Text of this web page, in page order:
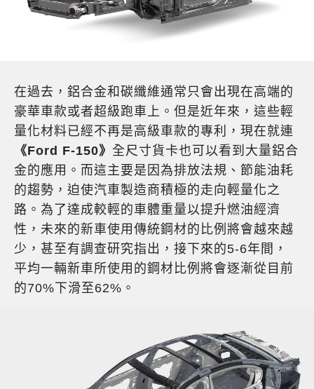
在過去，鋁合金和碳纖維通常只會出現在高端的
豪華車款或者超級跑車上。但是近年來，這些輕
量化材料已經不再是高級車款的專利，現在就連
《Ford F-150》 全尺寸貨卡也可以看到大量鋁合
金的應用。而這主要是因為排放法規、節能油耗
的趨勢，迫使汽車製造商積極的走向輕量化之
路。為了達成較輕的車體重量以提升燃油經濟
性，未來的新車使用傳統鋼材的比例將會越來越
少，甚至有調查研究指出，接下來的5-6年間，
平均一輛新車所使用的鋼材比例將會逐漸從目前
的70%下滑至62%。